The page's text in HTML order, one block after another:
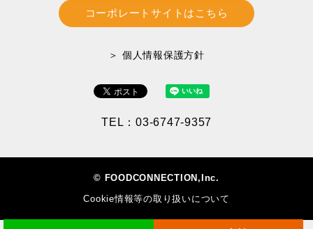
コーポレートサイトはこちら
＞ 個人情報保護方針
TEL：03-6747-9357
© FOODCONNECTION,Inc.
Cookie情報等の取り扱いについて